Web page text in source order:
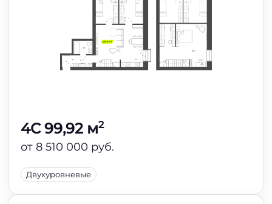
4C 99,92 м2
от 8 510 000 руб.
Двухуровневые